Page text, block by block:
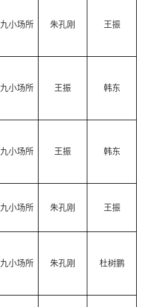
九小场所 朱孔刚 王振
九小场所 王振 韩东
九小场所 王振 韩东
九小场所 朱孔刚 王振
九小场所 朱孔刚 杜树鹏